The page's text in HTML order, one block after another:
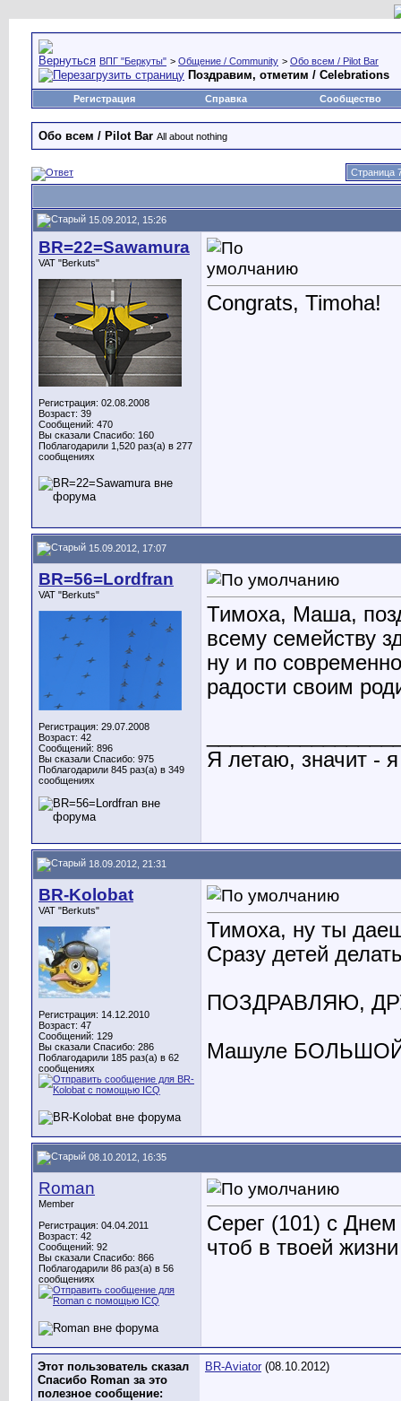
ВПГ "Беркуты" > Общение / Community > Обо всем / Pilot Bar
Поздравим, отметим / Celebrations
Регистрация Справка Сообщество
Обо всем / Pilot Bar All about nothing
Страница
15.09.2012, 15:26
BR=22=Sawamura
VAT "Berkuts"
Регистрация: 02.08.2008
Возраст: 39
Сообщений: 470
Вы сказали Спасибо: 160
Поблагодарили 1,520 раз(а) в 277
сообщениях
Congrats, Timoha!
15.09.2012, 17:07
BR=56=Lordfran
VAT "Berkuts"
Регистрация: 29.07.2008
Возраст: 42
Сообщений: 896
Вы сказали Спасибо: 975
Поблагодарили 845 раз(а) в 349
сообщениях
Тимоха, Маша,
всему семейству
ну и по
радости своим
Я летаю, значит - я
18.09.2012, 21:31
BR-Kolobat
VAT "Berkuts"
Регистрация: 14.12.2010
Возраст: 47
Сообщений: 129
Вы сказали Спасибо: 286
Поблагодарили 185 раз(а) в 62
сообщениях
Тимоха, ну ты
Сразу детей
ПОЗДРАВЛЯЮ,
Машуле
08.10.2012, 16:35
Roman
Member
Регистрация: 04.04.2011
Возраст: 42
Сообщений: 92
Вы сказали Спасибо: 866
Поблагодарили 86 раз(а) в 56
сообщениях
Серег (101) с
чтоб в твоей
Этот пользователь сказал
Спасибо Roman за это
полезное сообщение:
BR-Aviator (08.10.2012)